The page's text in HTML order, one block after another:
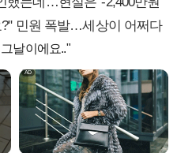
민원 폭발…세상이 어쩌다
날이에요.."